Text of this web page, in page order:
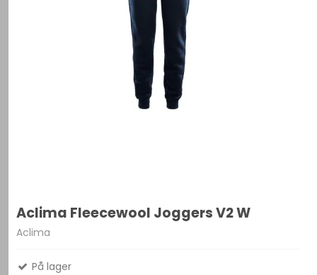
Aclima Fleecewool Joggers V2 W
Aclima
På lager